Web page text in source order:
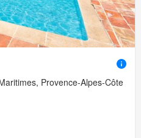
Provence-Alpes-Côte